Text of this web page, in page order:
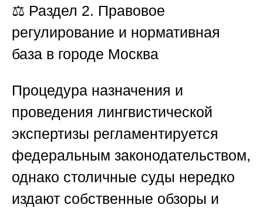
⚖️ Раздел 2. Правовое
регулирование и нормативная
база в городе Москва
Процедура назначения и
проведения лингвистической
экспертизы регламентируется
федеральным законодательством,
однако столичные суды нередко
издают собственные обзоры и